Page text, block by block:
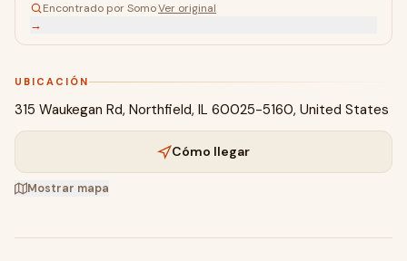
Encontrado por SomoVer original
→
UBICACIÓN
315 Waukegan Rd, Northfield, IL 60025-5160, United States
Cómo llegar
Mostrar mapa